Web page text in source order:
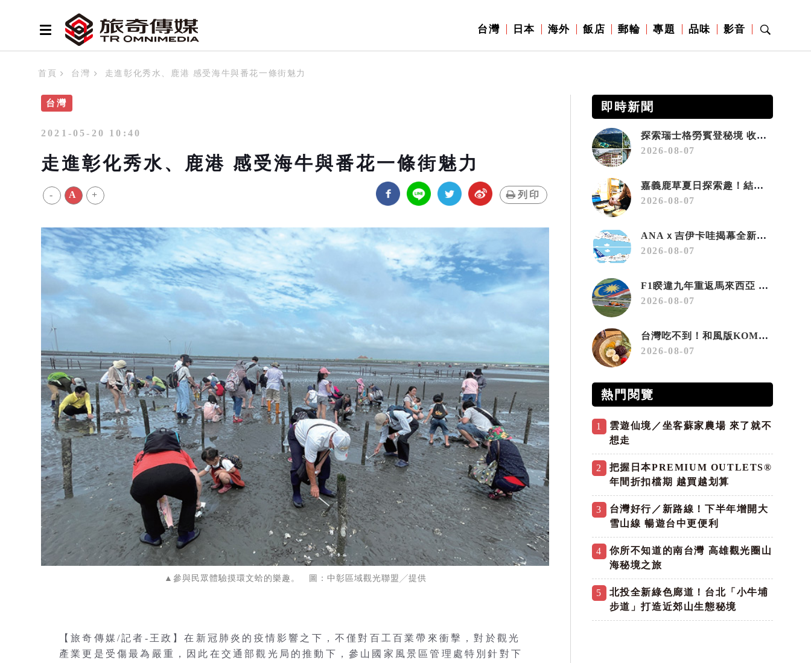
台灣 日本 海外 飯店 郵輪 專題 品味 影音
首頁 台灣 走進彰化秀水、鹿港 感受海牛與番花一條街魅力
台灣
2021-05-20 10:40
走進彰化秀水、鹿港 感受海牛與番花一條街魅力
- A + 列印
▲參與民眾體驗摸環文蛤的樂趣。 圖：中彰區域觀光聯盟╱提供
【旅奇傳媒/記者-王政】在新冠肺炎的疫情影響之下，不僅對百工百業帶來衝擊，對於觀光
產業更是受傷最為嚴重，因此在交通部觀光局的推動下，參山國家風景區管理處特別針對下
即時新聞
探索瑞士格勞賓登秘境 收藏六種阿爾卑斯夏日療癒之旅
2026-08-07
嘉義鹿草夏日探索趣！結合科學、農場與自然的親子小旅行
2026-08-07
ANAｘ吉伊卡哇揭幕全新彩繪機「Chiikawa JET」
2026-08-07
F1睽違九年重返馬來西亞 三大國際賽事打造10月運動旅遊熱潮 賽車、自行車、路跑同週登場
2026-08-07
台灣吃不到！和風版KOMEDA咖啡讓你吃遍名古屋在地美食
2026-08-07
熱門閱覽
1
雲遊仙境／坐客蘇家農場 來了就不
想走
2
把握日本PREMIUM OUTLETS®
年間折扣檔期 越買越划算
3
台灣好行／新路線！下半年增開大
雪山線 暢遊台中更便利
4
你所不知道的南台灣 高雄觀光圈山
海秘境之旅
5
北投全新綠色廊道！台北「小牛埔
步道」打造近郊山生態秘境